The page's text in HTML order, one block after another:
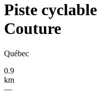
Piste
Couture
Québec
0.9
km
—